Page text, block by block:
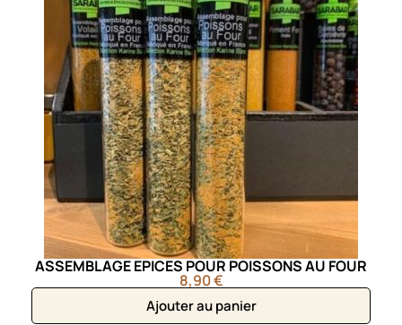
ASSEMBLAGE EPICES POUR POISSONS AU FOUR
8,90 €
Ajouter au panier